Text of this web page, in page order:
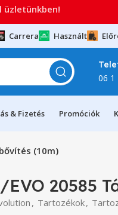
Carrera Használt
06 1
& Fizetés Promóciók
(10m)
20585
, Tartozékok,
üzletünkben!